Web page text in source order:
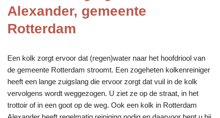
Alexander, gemeente
Rotterdam
Een kolk zorgt ervoor dat (regen)water naar het hoofdriool van
de gemeente Rotterdam stroomt. Een zogeheten kolkenreiniger
heeft een lange zuigslang die ervoor zorgt dat vuil in de kolk
vervolgens wordt weggezogen. U ziet ze op de straat, in het
trottoir of in een goot op de weg. Ook een kolk in Rotterdam